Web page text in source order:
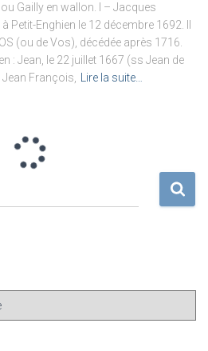
Gailly en wallon. I – Jacques
Petit-Enghien le 12 décembre 1692. Il
(ou de Vos), décédée après 1716.
: Jean, le 22 juillet 1667 (ss Jean de
François, Lire la suite…